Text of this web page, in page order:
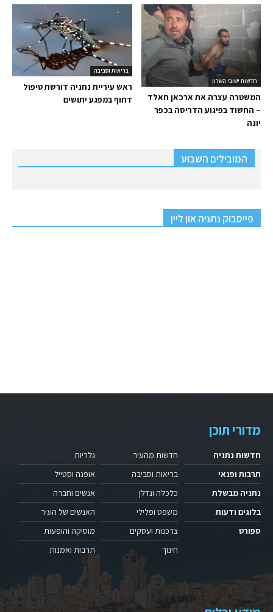
בריאות וסביבה
ראש עיריית נתניה דורשת טיפול
דחוף במפגע יתושים
חדשות ישובי השרון
המשטרה עצרה את ארכאן חאלד
– החשוד בפיגוע הדריסה בכפר
יונה
המובילים השבוע
פייסבוק נתניה און ליין
מדורי תוכן
חדשות נתניה
תרבות ופנאי
נתניה מבשלת
בלוגים ודעות
ספורט
חדשות מהעיר
בריאות וסביבה
כלכלה ונדלן
משפט ופלילי
צרכנות ועסקים
חינוך
גלריות
אופנה וסטייל
אנשים וחברה
האנשים של העיר
מוסיקה והופעות
תרבות ואמנות